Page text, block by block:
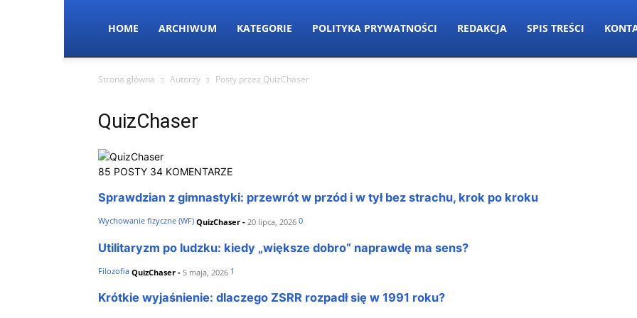
HOME ARCHIWUM KATEGORIE POLITYKA PRYWATNOŚCI REDAKCJA SPIS TREŚCI
Strona główna Autorzy Posty przez QuizChaser
QuizChaser
85 POSTY 34 KOMENTARZE
Sprawdzian z gimnastyki: przewrót w przód i w tył bez strachu, krok po kroku
Wychowanie fizyczne (WF) QuizChaser - 20 lipca, 2026 0
Utilitaryzm po ludzku: kiedy „większe dobro” naprawdę ma sens?
Filozofia QuizChaser - 5 maja, 2026 1
Krótkie wyjaśnienie: dlaczego ZSRR rozpadł się w 1991 roku?